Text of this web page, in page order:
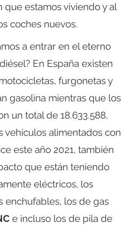
que estamos viviendo y al
coches nuevos.
a entrar en el eterno
En España existen
furgonetas y
gasolina mientras que los
un total de 18.633.588,
vehículos alimentados con
este año 2021, también
que están teniendo
eléctricos, los
enchufables, los de gas
e incluso los de pila de